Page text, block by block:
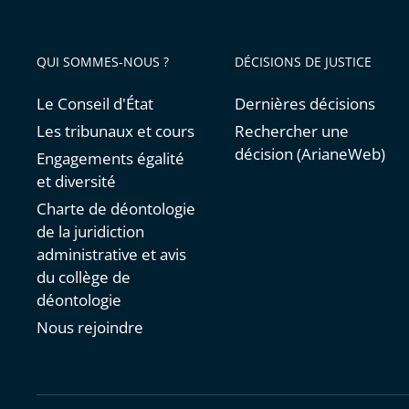
QUI SOMMES-NOUS ?
Le Conseil d'État
Les tribunaux et cours
Engagements égalité
et diversité
Charte de déontologie
de la juridiction
administrative et avis
du collège de
déontologie
Nous rejoindre
DÉCISIONS DE JUSTICE
Dernières décisions
Rechercher une
décision (ArianeWeb)